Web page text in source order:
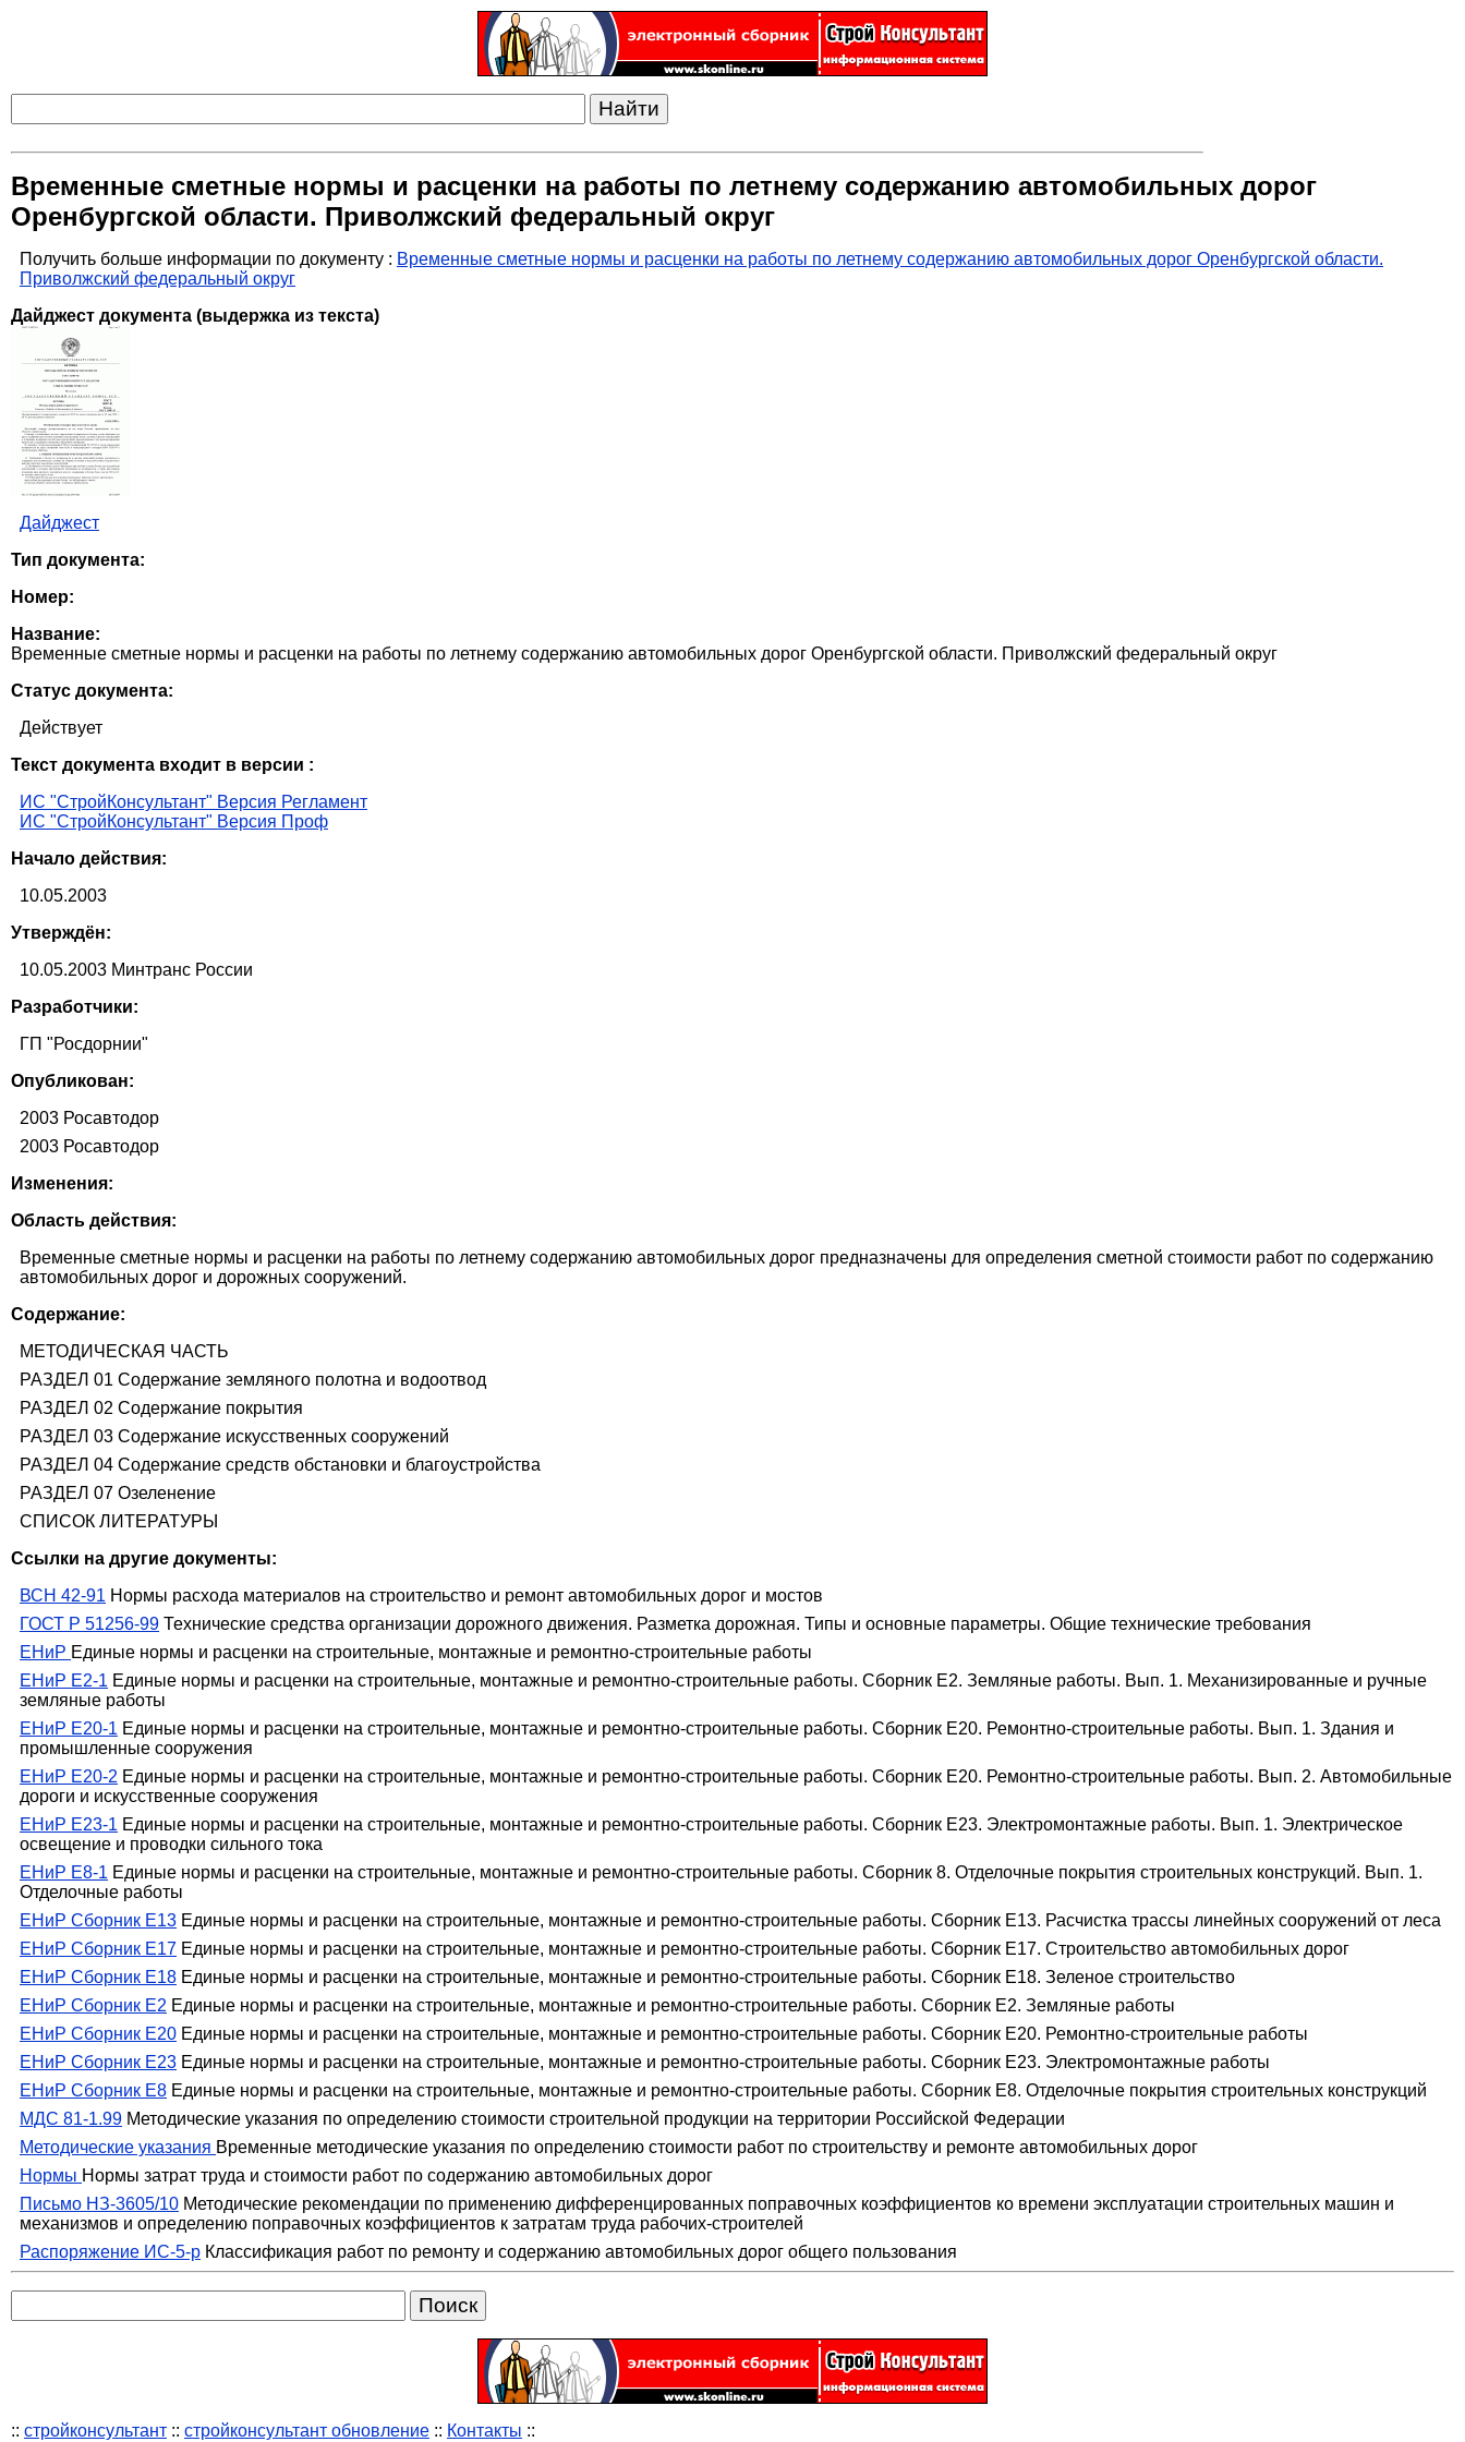
Временные сметные нормы и расценки на работы по летнему содержанию автомобильных дорог
Оренбургской области. Приволжский федеральный округ
Получить больше информации по документу : Временные сметные нормы и расценки на работы по летнему содержанию автомобильных дорог Оренбургской области.
Приволжский федеральный округ
Дайджест документа (выдержка из текста)
Дайджест
Тип документа:
Номер:
Название:
Временные сметные нормы и расценки на работы по летнему содержанию автомобильных дорог Оренбургской области. Приволжский федеральный округ
Статус документа:
Действует
Текст документа входит в версии :
ИС "СтройКонсультант" Версия Регламент
ИС "СтройКонсультант" Версия Проф
Начало действия:
10.05.2003
Утверждён:
10.05.2003 Минтранс России
Разработчики:
ГП "Росдорнии"
Опубликован:
2003 Росавтодор
2003 Росавтодор
Изменения:
Область действия:
Временные сметные нормы и расценки на работы по летнему содержанию автомобильных дорог предназначены для определения сметной стоимости работ по содержанию
автомобильных дорог и дорожных сооружений.
Содержание:
МЕТОДИЧЕСКАЯ ЧАСТЬ
РАЗДЕЛ 01 Содержание земляного полотна и водоотвод
РАЗДЕЛ 02 Содержание покрытия
РАЗДЕЛ 03 Содержание искусственных сооружений
РАЗДЕЛ 04 Содержание средств обстановки и благоустройства
РАЗДЕЛ 07 Озеленение
СПИСОК ЛИТЕРАТУРЫ
Ссылки на другие документы:
ВСН 42-91 Нормы расхода материалов на строительство и ремонт автомобильных дорог и мостов
ГОСТ Р 51256-99 Технические средства организации дорожного движения. Разметка дорожная. Типы и основные параметры. Общие технические требования
ЕНиР Единые нормы и расценки на строительные, монтажные и ремонтно-строительные работы
ЕНиР Е2-1 Единые нормы и расценки на строительные, монтажные и ремонтно-строительные работы. Сборник Е2. Земляные работы. Вып. 1. Механизированные и ручные
земляные работы
ЕНиР Е20-1 Единые нормы и расценки на строительные, монтажные и ремонтно-строительные работы. Сборник Е20. Ремонтно-строительные работы. Вып. 1. Здания и
промышленные сооружения
ЕНиР Е20-2 Единые нормы и расценки на строительные, монтажные и ремонтно-строительные работы. Сборник Е20. Ремонтно-строительные работы. Вып. 2. Автомобильные
дороги и искусственные сооружения
ЕНиР Е23-1 Единые нормы и расценки на строительные, монтажные и ремонтно-строительные работы. Сборник Е23. Электромонтажные работы. Вып. 1. Электрическое
освещение и проводки сильного тока
ЕНиР Е8-1 Единые нормы и расценки на строительные, монтажные и ремонтно-строительные работы. Сборник 8. Отделочные покрытия строительных конструкций. Вып. 1.
Отделочные работы
ЕНиР Сборник Е13 Единые нормы и расценки на строительные, монтажные и ремонтно-строительные работы. Сборник Е13. Расчистка трассы линейных сооружений от леса
ЕНиР Сборник Е17 Единые нормы и расценки на строительные, монтажные и ремонтно-строительные работы. Сборник Е17. Строительство автомобильных дорог
ЕНиР Сборник Е18 Единые нормы и расценки на строительные, монтажные и ремонтно-строительные работы. Сборник Е18. Зеленое строительство
ЕНиР Сборник Е2 Единые нормы и расценки на строительные, монтажные и ремонтно-строительные работы. Сборник Е2. Земляные работы
ЕНиР Сборник Е20 Единые нормы и расценки на строительные, монтажные и ремонтно-строительные работы. Сборник Е20. Ремонтно-строительные работы
ЕНиР Сборник Е23 Единые нормы и расценки на строительные, монтажные и ремонтно-строительные работы. Сборник Е23. Электромонтажные работы
ЕНиР Сборник Е8 Единые нормы и расценки на строительные, монтажные и ремонтно-строительные работы. Сборник Е8. Отделочные покрытия строительных конструкций
МДС 81-1.99 Методические указания по определению стоимости строительной продукции на территории Российской Федерации
Методические указания Временные методические указания по определению стоимости работ по строительству и ремонте автомобильных дорог
Нормы Нормы затрат труда и стоимости работ по содержанию автомобильных дорог
Письмо НЗ-3605/10 Методические рекомендации по применению дифференцированных поправочных коэффициентов ко времени эксплуатации строительных машин и
механизмов и определению поправочных коэффициентов к затратам труда рабочих-строителей
Распоряжение ИС-5-р Классификация работ по ремонту и содержанию автомобильных дорог общего пользования
:: стройконсультант :: стройконсультант обновление :: Контакты ::